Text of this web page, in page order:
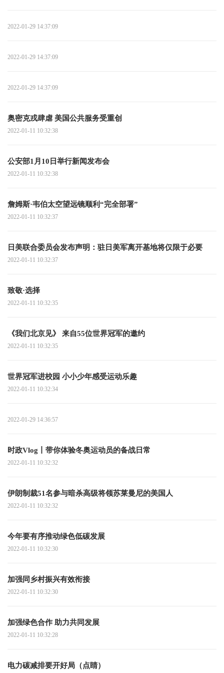
2022-01-29 14:37:09
2022-01-29 14:37:09
2022-01-29 14:37:09
奥密克戎肆虐 美国公共服务受重创
2022-01-11 10:32:38
公安部1月10日举行新闻发布会
2022-01-11 10:32:38
詹姆斯·韦伯太空望远镜顺利“完全部署”
2022-01-11 10:32:37
日美联合委员会发布声明：驻日美军离开基地将仅限于必要
2022-01-11 10:32:37
致敬·选择
2022-01-11 10:32:35
《我们北京见》 来自55位世界冠军的邀约
2022-01-11 10:32:35
世界冠军进校园 小小少年感受运动乐趣
2022-01-11 10:32:34
2022-01-29 14:36:57
时政Vlog丨带你体验冬奥运动员的备战日常
2022-01-11 10:32:32
伊朗制裁51名参与暗杀高级将领苏莱曼尼的美国人
2022-01-11 10:32:32
今年要有序推动绿色低碳发展
2022-01-11 10:32:30
加强同乡村振兴有效衔接
2022-01-11 10:32:30
加强绿色合作 助力共同发展
2022-01-11 10:32:28
电力碳减排要开好局（点睛）